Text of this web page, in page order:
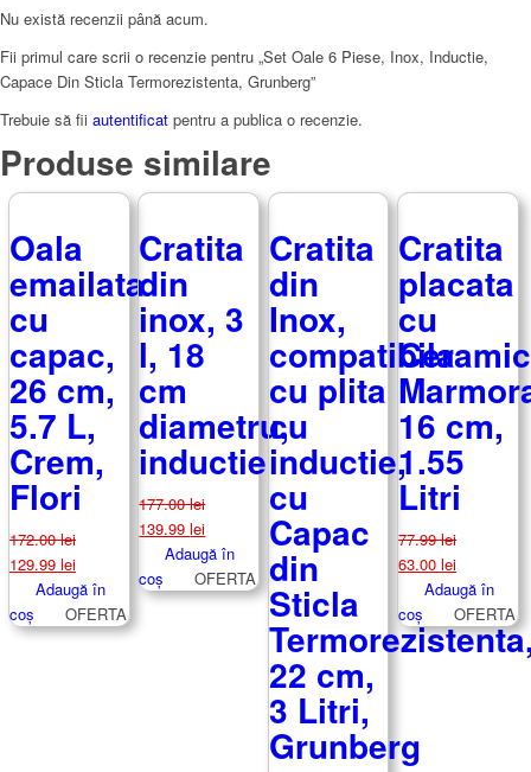
Nu există recenzii până acum.
Fii primul care scrii o recenzie pentru „Set Oale 6 Piese, Inox, Inductie,
Capace Din Sticla Termorezistenta, Grunberg”
Trebuie să fii autentificat pentru a publica o recenzie.
Produse similare
Oala
emailata
cu
capac,
26 cm,
5.7 L,
Crem,
Flori
172.00lei
Prețul
inițial
a
fost:
129.99 leiPrețul
curent
este:
129.99 lei.
Adaugă în
coș
OFERTA
Cratita
din
inox, 3
l, 18
cm
diametru,
inductie
177.00lei
Prețul
inițial
a
fost:
139.99leiPrețul
curent
este:
139.99 lei.
Adaugă în
coș
OFERTA
Cratita
din
Inox,
compatibila
cu plita
cu
inductie,
cu
Capac
din
Sticla
22 cm,
3 Litri,
Grunberg
Cratita
placata
cu
16 cm,
1.55
Litri
77.99lei
Prețul
inițial
a
fost:
63.00leiPrețul
curent
este:
63.00 lei.
Adaugă în
coș
OFERTA